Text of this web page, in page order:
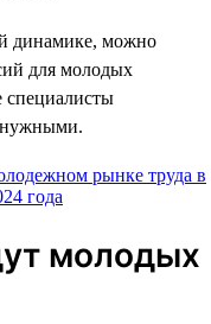
динамике, можно
для молодых
нужными.
молодых